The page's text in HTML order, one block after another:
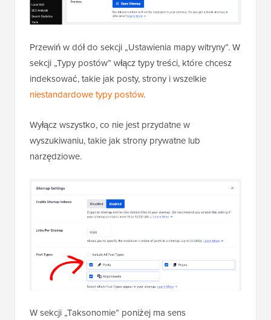
Przewiń w dół do sekcji „Ustawienia mapy witryny”. W
sekcji „Typy postów” włącz typy treści, które chcesz
indeksować, takie jak posty, strony i wszelkie
niestandardowe typy postów.
Wyłącz wszystko, co nie jest przydatne w
wyszukiwaniu, takie jak strony prywatne lub
narzędziowe.
W sekcji „Taksonomie” poniżej ma sens